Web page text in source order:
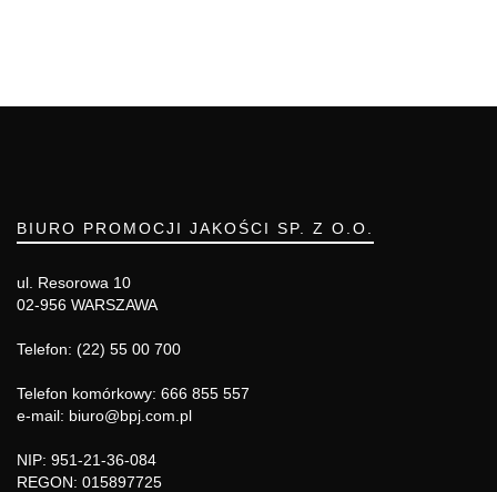
BIURO PROMOCJI JAKOŚCI SP. Z O.O.
ul. Resorowa 10
02-956 WARSZAWA
Telefon: (22) 55 00 700
Telefon komórkowy: 666 855 557
e-mail: biuro@bpj.com.pl
NIP: 951-21-36-084
REGON: 015897725